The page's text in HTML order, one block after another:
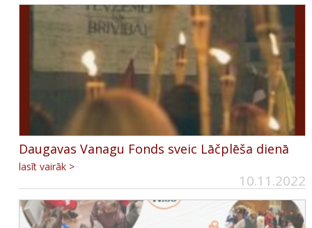
Daugavas Vanagu Fonds sveic Lāčplēša dienā
lasīt vairāk >
10.11.2022